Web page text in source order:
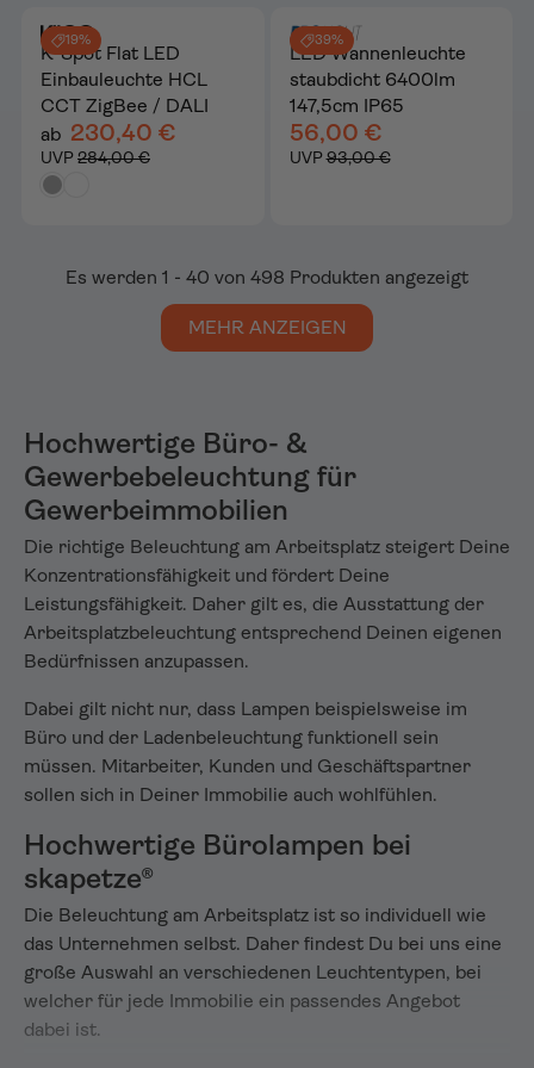
19%
K-Spot Flat LED
Einbauleuchte HCL
CCT ZigBee / DALI
ab 230,40 €
UVP 284,00 €
39%
LED Wannenleuchte
staubdicht 6400lm
147,5cm IP65
56,00 €
UVP93,00 €
Es werden 1 - 40 von 498 Produkten angezeigt
MEHR ANZEIGEN
Hochwertige Büro- &
Gewerbebeleuchtung für
Gewerbeimmobilien
Die richtige Beleuchtung am Arbeitsplatz steigert Deine
Konzentrationsfähigkeit und fördert Deine
Leistungsfähigkeit. Daher gilt es, die Ausstattung der
Arbeitsplatzbeleuchtung entsprechend Deinen eigenen
Bedürfnissen anzupassen.
Dabei gilt nicht nur, dass Lampen beispielsweise im
Büro und der Ladenbeleuchtung funktionell sein
müssen. Mitarbeiter, Kunden und Geschäftspartner
sollen sich in Deiner Immobilie auch wohlfühlen.
Hochwertige Bürolampen bei
skapetze®
Die Beleuchtung am Arbeitsplatz ist so individuell wie
das Unternehmen selbst. Daher findest Du bei uns eine
große Auswahl an verschiedenen Leuchtentypen, bei
welcher für jede Immobilie ein passendes Angebot
dabei ist.